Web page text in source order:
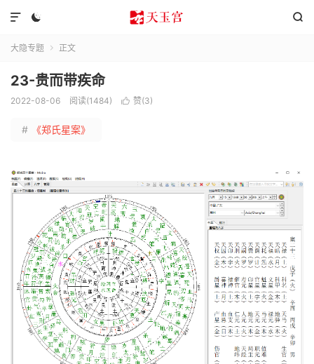
 

大隐专题  正文
23-贵而带疾命
2022-08-06 阅读(1484)  赞(3)
# 《郑氏星案》